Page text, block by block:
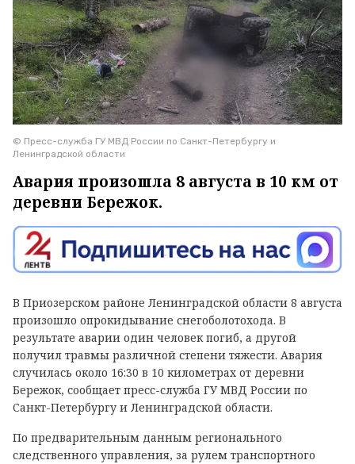
© Пресс-служба ГУ МВД России по Санкт-Петербургу и
Ленинградской области
Авария произошла 8 августа в 10 км от
деревни Бережок.
В Приозерском районе Ленинградской области 8 августа
произошло опрокидывание снегоболотохода. В
результате аварии один человек погиб, а другой
получил травмы различной степени тяжести. Авария
случилась около 16:30 в 10 километрах от деревни
Бережок, сообщает пресс-служба ГУ МВД России по
Санкт-Петербургу и Ленинградской области.
По предварительным данным регионального
следственного управления, за рулем транспортного